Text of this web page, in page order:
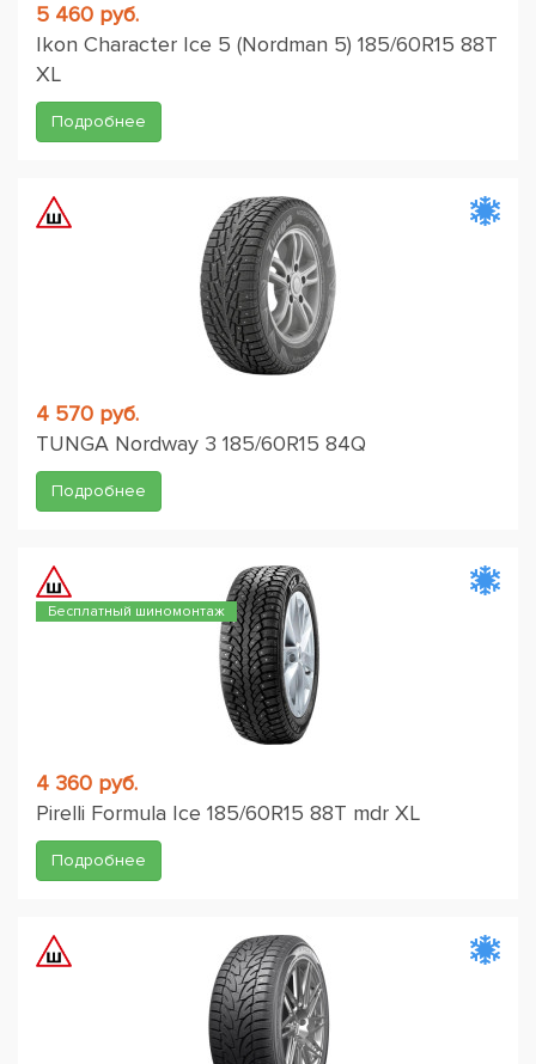
5 460 руб.
Ikon Character Ice 5 (Nordman 5) 185/60R15 88T
XL
Подробнее
4 570 руб.
TUNGA Nordway 3 185/60R15 84Q
Подробнее
Бесплатный шиномонтаж
4 360 руб.
Pirelli Formula Ice 185/60R15 88T mdr XL
Подробнее